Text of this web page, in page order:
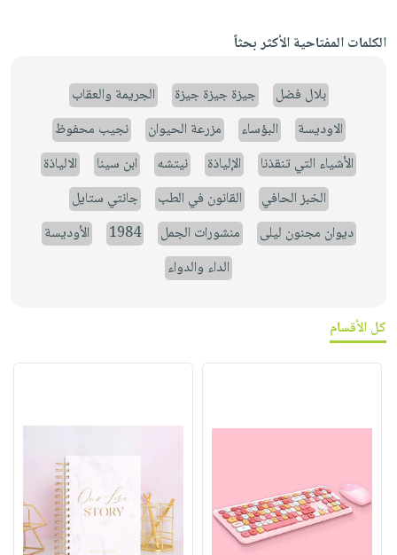
الكلمات المفتاحية الأكثر بحثاً
بلال فضل جيزة جيزة جيزة
الجريمة والعقاب
الاوديسة
البؤساء مزرعة الحيوان
نجيب محفوظ
الأشياء التي تنقذنا
الإلياذة نيتشه ابن سينا
الالياذة
الخبز الحافي
القانون في الطب
جانتي ستايل
ديوان مجنون ليلى
منشورات الجمل 1984
الأوديسة
الداء والدواء
كل الأقسام